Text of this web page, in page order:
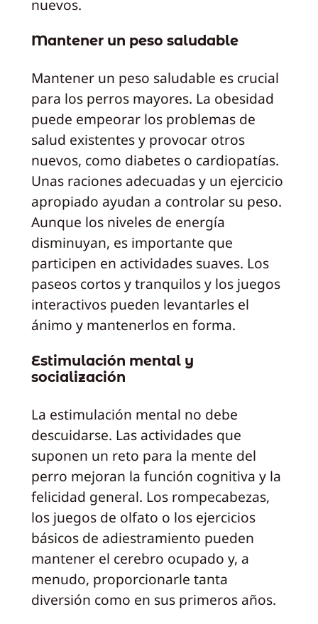
nuevos.
Mantener un peso saludable
Mantener un peso saludable es crucial
para los perros mayores. La obesidad
puede empeorar los problemas de
salud existentes y provocar otros
nuevos, como diabetes o cardiopatías.
Unas raciones adecuadas y un ejercicio
apropiado ayudan a controlar su peso.
Aunque los niveles de energía
disminuyan, es importante que
participen en actividades suaves. Los
paseos cortos y tranquilos y los juegos
interactivos pueden levantarles el
ánimo y mantenerlos en forma.
Estimulación mental y
socialización
La estimulación mental no debe
descuidarse. Las actividades que
suponen un reto para la mente del
perro mejoran la función cognitiva y la
felicidad general. Los rompecabezas,
los juegos de olfato o los ejercicios
básicos de adiestramiento pueden
mantener el cerebro ocupado y, a
menudo, proporcionarle tanta
diversión como en sus primeros años.